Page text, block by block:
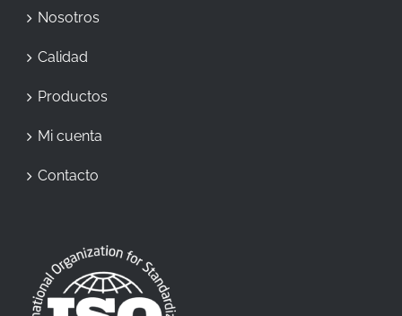
Nosotros
Calidad
Productos
Mi cuenta
Contacto